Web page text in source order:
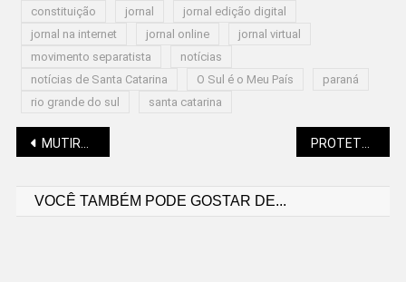
constituição
jornal
jornal edição digital
jornal na internet
jornal online
jornal virtual
movimento separatista
notícias
notícias de Santa Catarina
O Sul é o Meu País
paraná
rio grande do sul
santa catarina
Navegação
MUTIRÃO DO TRABALHO APROXIMA EMPRESAS E CANDIDATOS
VOCÊ TAMBÉM PODE GOSTAR DE...